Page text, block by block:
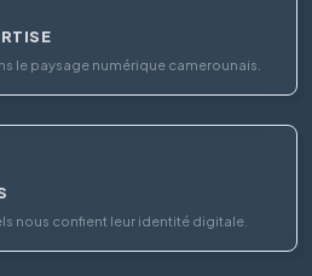
le paysage numérique camerounais.
nous confient leur identité digitale.